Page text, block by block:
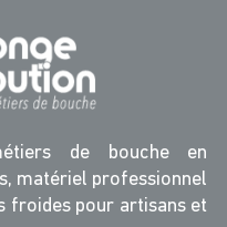
de bouche en
matériel professionnel
froides pour artisans et